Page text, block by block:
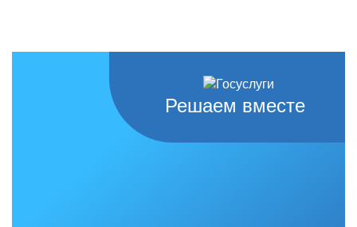
Решаем вместе